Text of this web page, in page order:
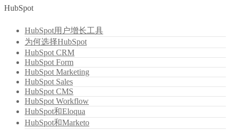
HubSpot
HubSpot用户增长工具
为何选择HubSpot
HubSpot CRM
HubSpot Form
HubSpot Marketing
HubSpot Sales
HubSpot CMS
HubSpot Workflow
HubSpot和Eloqua
HubSpot和Marketo